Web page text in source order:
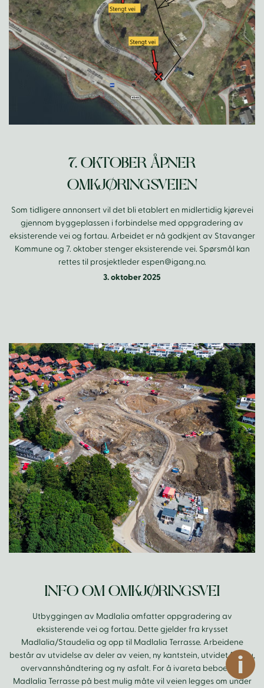
7. OKTOBER ÅPNER
OMKJØRINGSVEIEN
Som tidligere annonsert vil det bli etablert en midlertidig kjørevei
gjennom byggeplassen i forbindelse med oppgradering av
eksisterende vei og fortau. Arbeidet er nå godkjent av Stavanger
Kommune og 7. oktober stenger eksisterende vei. Spørsmål kan
rettes til prosjektleder espen@igang.no.
3. oktober 2025
INFO OM OMKJØRINGSVEI
Utbyggingen av Madlalia omfatter oppgradering av
eksisterende vei og fortau. Dette gjelder fra krysset
Madlalia/Staudelia og opp til Madlalia Terrasse. Arbeidene
består av utvidelse av deler av veien, ny kantstein, utvidet fortau,
overvannshåndtering og ny asfalt. For å ivareta beboerne i
Madlalia Terrasse på best mulig måte vil veien legges om under